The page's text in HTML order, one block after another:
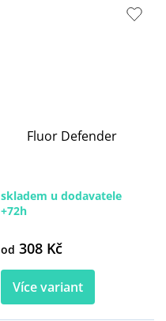
Fluor Defender
skladem u dodavatele
+72h
od 308 Kč
Více variant